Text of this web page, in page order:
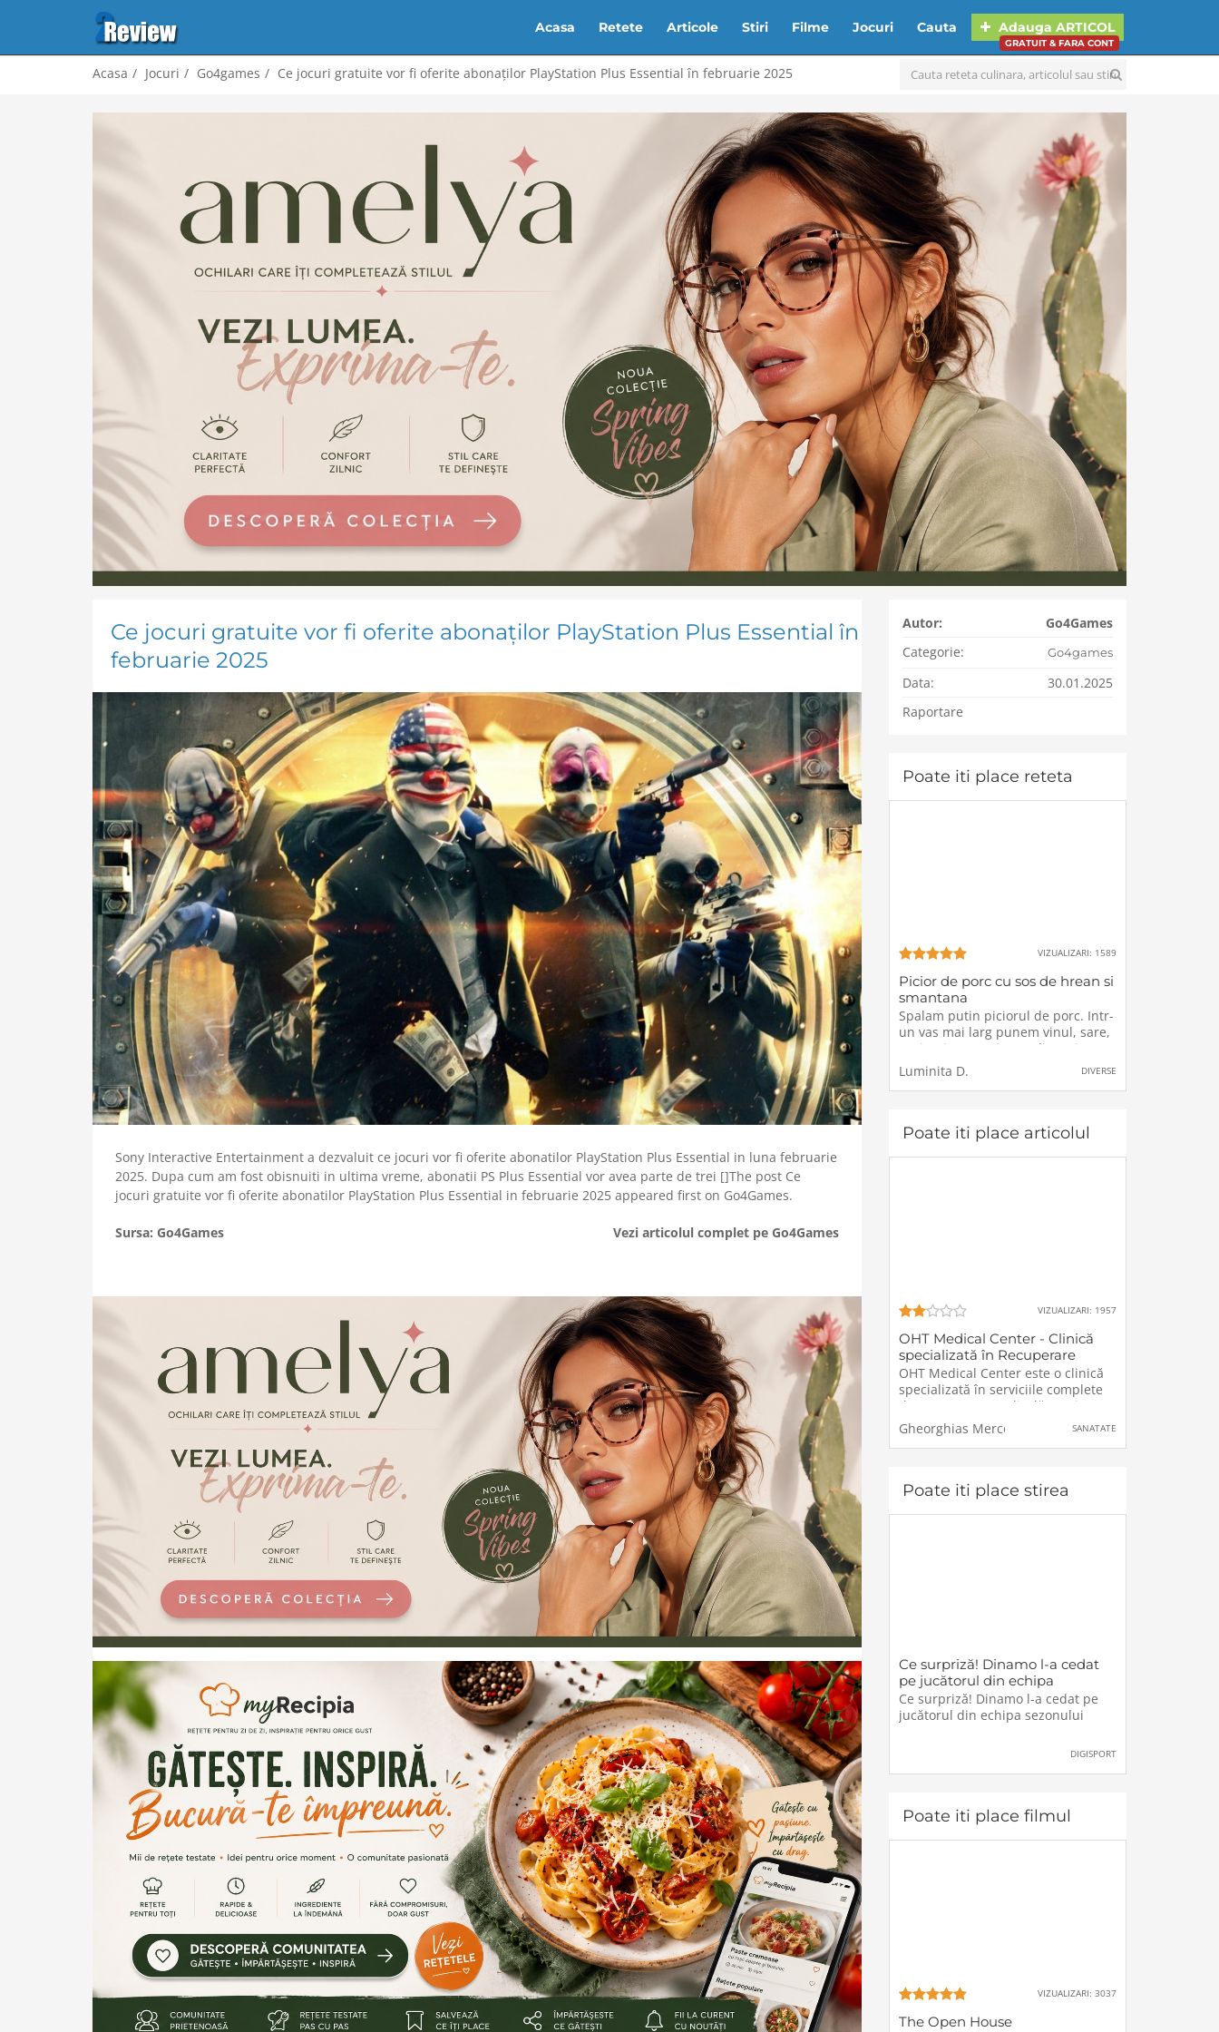
Acasa Retete Articole Stiri Filme Jocuri Cauta Adauga ARTICOL
GRATUIT & FARA CONT
Acasa Jocuri Go4games Ce jocuri gratuite vor fi oferite abonaților PlayStation Plus Essential în februarie 2025
Ce jocuri gratuite vor fi oferite abonaților PlayStation Plus Essential în
februarie 2025
Sony Interactive Entertainment a dezvaluit ce jocuri vor fi oferite abonatilor PlayStation Plus Essential in luna februarie
2025. Dupa cum am fost obisnuiti in ultima vreme, abonatii PS Plus Essential vor avea parte de trei []The post Ce
jocuri gratuite vor fi oferite abonatilor PlayStation Plus Essential in februarie 2025 appeared first on Go4Games.
Sursa: Go4Games Vezi articolul complet pe Go4Games
Autor:
Go4Games
Categorie:
Go4games
Data:
30.01.2025
Raportare
Poate iti place reteta
VIZUALIZARI: 1589
Picior de porc cu sos de hrean si
smantana
Spalam putin piciorul de porc. Intr-
un vas mai larg punem vinul, sare,
putin piper macinat, 1 lingurita
boia de ardei dulce, cimbrul uscat
si le amestecam bine. Punem
noapte. A doua zi
Luminita D. DIVERSE
Poate iti place articolul
VIZUALIZARI: 1957
OHT Medical Center - Clinică
specializată în Recuperare
medicală integrativă
OHT Medical Center este o clinică
specializată în serviciile complete
de recuperare medicală. Deși este
prezentă pe piață doar de 2 ani,
centrul medical OHT și-a construit
un renume printre pacienți și a
Gheorghias Mercedesz SANATATE
Poate iti place stirea
Ce surpriză! Dinamo l-a cedat
pe jucătorul din echipa
sezonului
Ce surpriză! Dinamo l-a cedat pe
jucătorul din echipa sezonului
DIGISPORT
Poate iti place filmul
VIZUALIZARI: 3037
The Open House